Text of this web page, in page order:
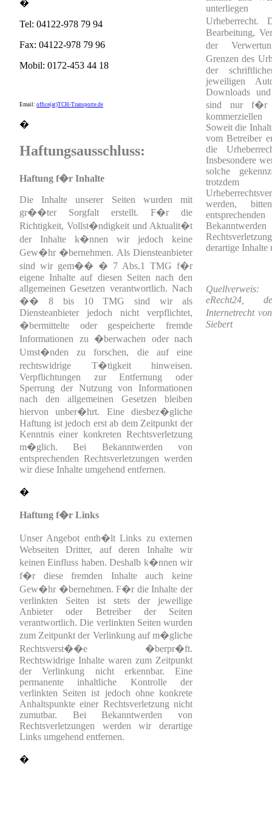
�
Tel: 04122-978 79 94
Fax: 04122-978 79 96
Mobil: 0172-453 44 18
Email: office(at)TCH-Transporte.de
�
Haftungsausschluss:
Haftung f�r Inhalte
Die Inhalte unserer Seiten wurden mit
gr��ter Sorgfalt erstellt. F�r die
Richtigkeit, Vollst�ndigkeit und Aktualit�t
der Inhalte k�nnen wir jedoch keine
Gew�hr �bernehmen. Als Diensteanbieter
sind wir gem�� � 7 Abs.1 TMG f�r
eigene Inhalte auf diesen Seiten nach den
allgemeinen Gesetzen verantwortlich. Nach
�� 8 bis 10 TMG sind wir als
Diensteanbieter jedoch nicht verpflichtet,
�bermittelte oder gespeicherte fremde
Informationen zu �berwachen oder nach
Umst�nden zu forschen, die auf eine
rechtswidrige T�tigkeit hinweisen.
Verpflichtungen zur Entfernung oder
Sperrung der Nutzung von Informationen
nach den allgemeinen Gesetzen bleiben
hiervon unber�hrt. Eine diesbez�gliche
Haftung ist jedoch erst ab dem Zeitpunkt der
Kenntnis einer konkreten Rechtsverletzung
m�glich. Bei Bekanntwerden von
entsprechenden Rechtsverletzungen werden
wir diese Inhalte umgehend entfernen.
�
Haftung f�r Links
Unser Angebot enth�lt Links zu externen
Webseiten Dritter, auf deren Inhalte wir
keinen Einfluss haben. Deshalb k�nnen wir
f�r diese fremden Inhalte auch keine
Gew�hr �bernehmen. F�r die Inhalte der
verlinkten Seiten ist stets der jeweilige
Anbieter oder Betreiber der Seiten
verantwortlich. Die verlinkten Seiten wurden
zum Zeitpunkt der Verlinkung auf m�gliche
Rechtsverst��e �berpr�ft.
Rechtswidrige Inhalte waren zum Zeitpunkt
der Verlinkung nicht erkennbar. Eine
permanente inhaltliche Kontrolle der
verlinkten Seiten ist jedoch ohne konkrete
Anhaltspunkte einer Rechtsverletzung nicht
zumutbar. Bei Bekanntwerden von
Rechtsverletzungen werden wir derartige
Links umgehend entfernen.
�
unterliegen
Urheberrecht.
Bearbeitung,
der
Grenzen des
der
jeweiligen
Downloads
sind nur f�r
Soweit die
vom Betreiber
die
Insbesondere
solche
werden,
derartige Inhalte
eRecht24,
Internetrecht
Siebert